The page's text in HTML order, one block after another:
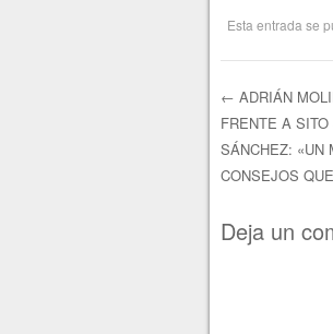
Esta entrada se
← ADRIÁN
FRENTE A
SÁNCHEZ: «UN
CONSEJOS
Deja un